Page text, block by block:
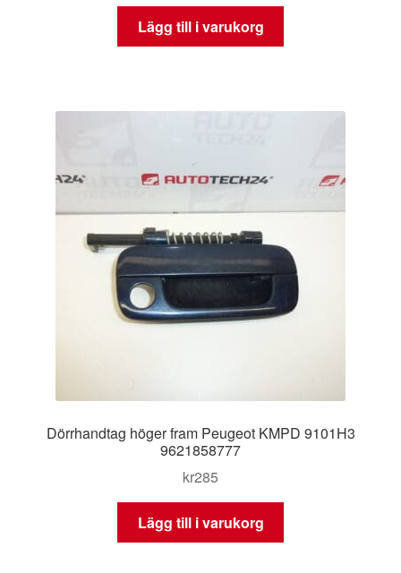
Lägg till i varukorg
Dörrhandtag höger fram Peugeot KMPD 9101H3
9621858777
kr285
Lägg till i varukorg